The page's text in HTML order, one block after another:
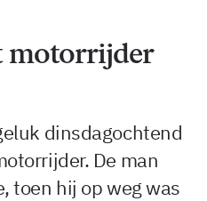
motorrijder
dinsdagochtend
De man
toen hij op weg was